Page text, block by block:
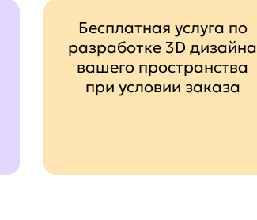
Бесплатная услуга по
разработке 3D дизайна
вашего пространства
при условии заказа